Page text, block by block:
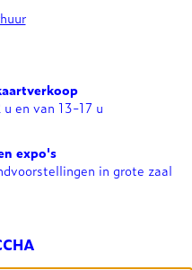
en van 13-17 u
expo's
in grote zaal